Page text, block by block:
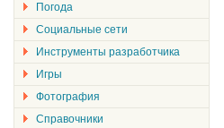
Погода
Социальные сети
Инструменты разработчика
Игры
Фотография
Справочники